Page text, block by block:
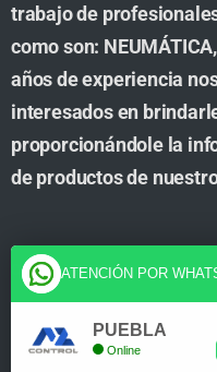
trabajo de
como son:
años de experiencia
interesados en
proporcionándole la
de productos de
Cuenta
Tienda
ATENCIÓN POR
PUEBLA
Online